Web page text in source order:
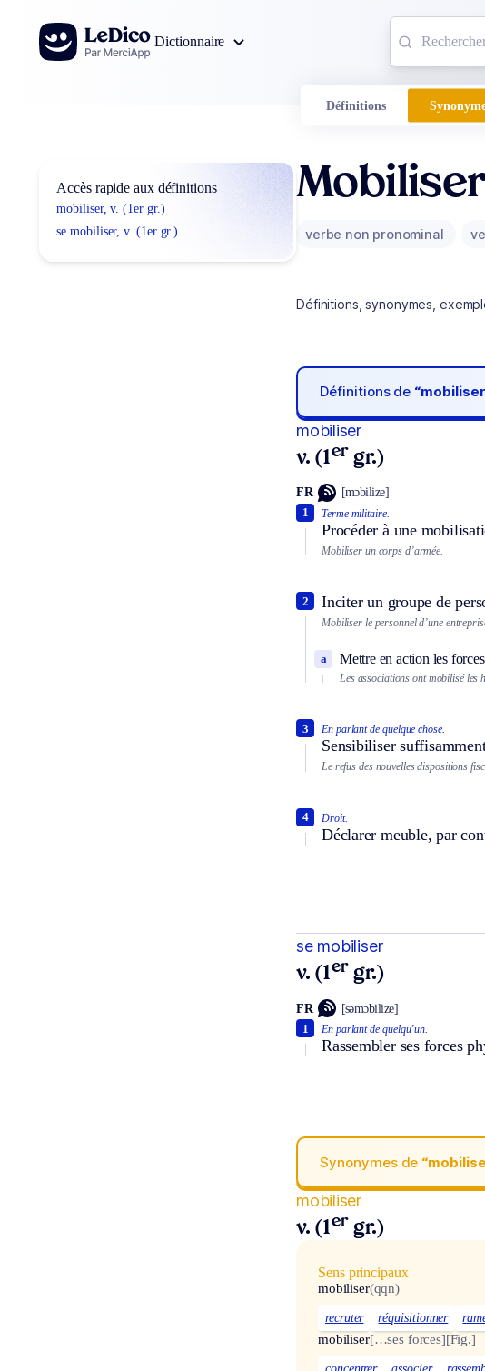
Aller au contenu
Dictionnaire
Définitions
Accès rapide aux définitions
mobiliser, v. (1er gr.)
se mobiliser, v. (1er gr.)
verbe non pronominal
Définitions, synonymes,
Définitions de
mobiliser
v. (1er gr.)
FR [mɔbilize]
Terme militaire.
Procéder à une
1
Mobiliser un corps d’armée.
Inciter un groupe de
2
Mobiliser le personnel d’une
Mettre en action les
a
Les associations ont mobilisé les
En parlant de quelque chose.
Sensibiliser
3
Le refus des nouvelles dispositions
Droit.
Déclarer meuble, par
4
se mobiliser
v. (1er gr.)
FR [səmɔbilize]
En parlant de quelqu’un.
Rassembler ses forces
1
Synonymes de
mobiliser
v. (1er gr.)
Sens principaux
mobiliser(qqn)
recruter réquisitionner
mobiliser[…ses forces][Fig.]